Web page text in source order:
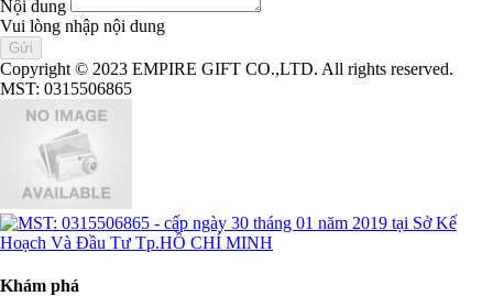
Nội dung
Vui lòng nhập nội dung
Copyright © 2023 EMPIRE GIFT CO.,LTD. All rights reserved.
MST: 0315506865
Khám phá